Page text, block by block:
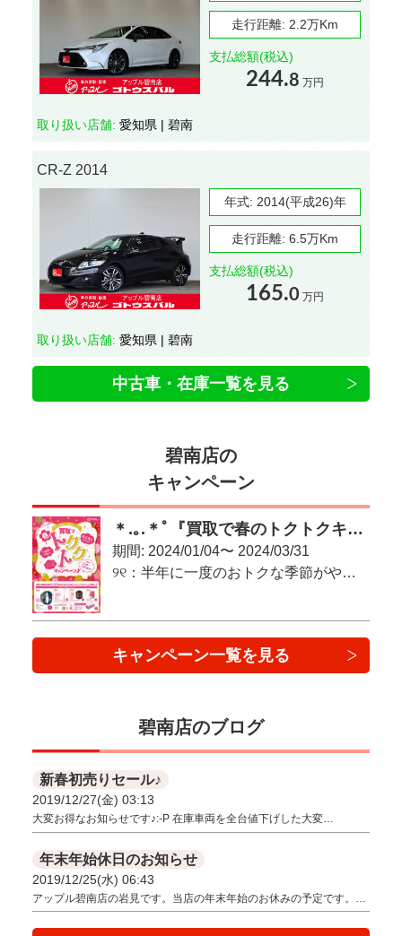
走行距離: 2.2万Km
支払総額(税込)
244.8 万円
取り扱い店舗: 愛知県 | 碧南
CR-Z 2014
年式: 2014(平成26)年
走行距離: 6.5万Km
支払総額(税込)
165.0 万円
取り扱い店舗: 愛知県 | 碧南
中古車・在庫一覧を見る
碧南店の
キャンペーン
＊.｡.＊ﾟ『買取で春のトクトクキャンペーン♪』＊.｡.＊ﾟ
期間: 2024/01/04〜 2024/03/31
୨୧：半年に一度のおトクな季節がやってきた！：୨୧
キャンペーン一覧を見る
碧南店のブログ
新春初売りセール♪
2019/12/27(金) 03:13
大変お得なお知らせです♪:-P 在庫車両を全台値下げした大変…
年末年始休日のお知らせ
2019/12/25(水) 06:43
アップル碧南店の岩見です。当店の年末年始のお休みの予定です。…